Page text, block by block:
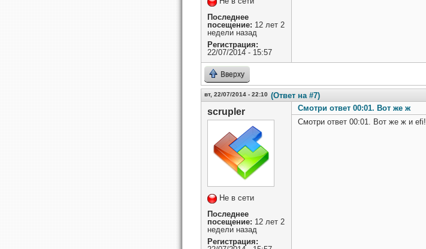
Последнее
посещение: 12 лет 2
недели назад
Регистрация:
22/07/2014 - 15:57
Вверху
вт, 22/07/2014 - 22:10 (Ответ на #7)
scrupler
Не в сети
Последнее
посещение: 12 лет 2
недели назад
Регистрация:
Смотри ответ 00:01. Вот же ж
Смотри ответ 00:01. Вот же ж и efi!